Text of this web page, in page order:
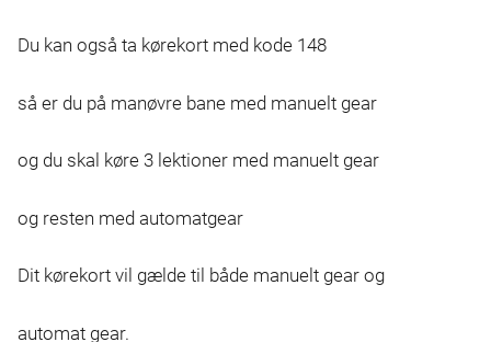
Du kan også ta kørekort med kode 148
så er du på manøvre bane med manuelt gear
og du skal køre 3 lektioner med manuelt gear
og resten med automatgear
Dit kørekort vil gælde til både manuelt gear og
automat gear.